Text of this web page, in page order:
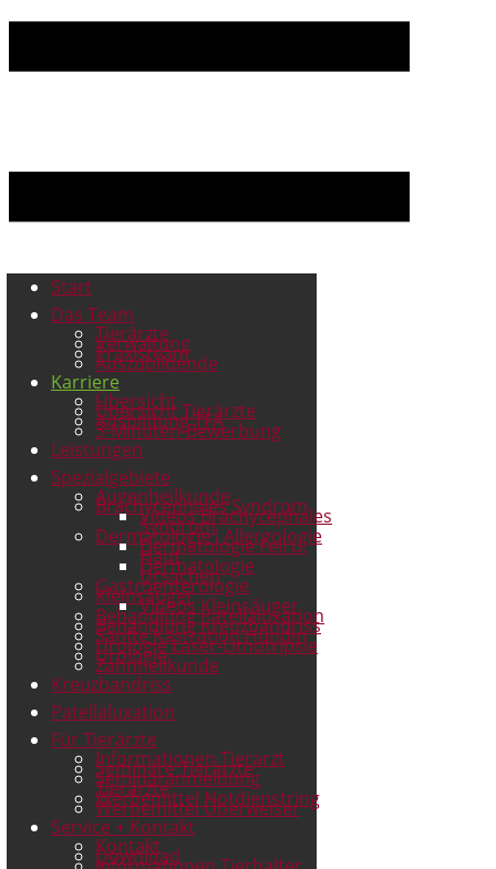
Start
Das Team
Tierärzte
Verwaltung
Praxisteam
Auszubildende
Karriere
Übersicht
Übersicht Tierärzte
Ausbildung TFA
3-Minuten-Bewerbung
Leistungen
Spezialgebiete
Augenheilkunde
Brachycephales Syndrom
Videos Brachycephales
Syndrom
Dermatologie I Allergologie
Dermatologie Fell u.
Haut
Dermatologie
Ursachen
Gastroenterologie
Kleinsäuger
Videos Kleinsäuger
Behandlung Patellaluxation
Behandlung Kreuzbandriss
Sanfte Kastration Hündin
Urologie Laser-Lithotripsie
Urologie
Zahnheilkunde
Kreuzbandriss
Patellaluxation
Für Tierärzte
Informationen Tierarzt
Seminare Tierärzte
Seminaranmeldung
Tierärzte
Werbemittel Notdienstring
Werbemittel Überweiser
Service + Kontakt
Kontakt
Download